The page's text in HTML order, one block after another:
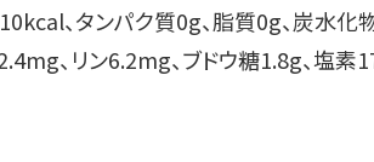
、タンパク質0g、脂質0g、炭水化
、リン6.2mg、ブドウ糖1.8g、塩素